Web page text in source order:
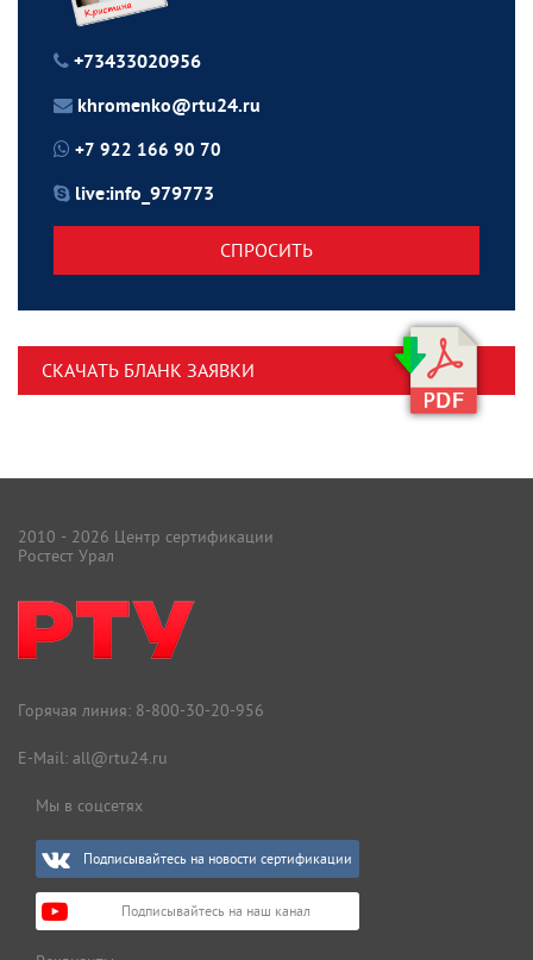
+73433020956
khromenko@rtu24.ru
+7 922 166 90 70
live:info_979773
СПРОСИТЬ
СКАЧАТЬ БЛАНК ЗАЯВКИ
2010 - 2026 Центр сертификации
Ростест Урал
Горячая линия: 8-800-30-20-956
E-Mail: all@rtu24.ru
Мы в соцсетях
Подписывайтесь на новости сертификации
Подписывайтесь на наш канал